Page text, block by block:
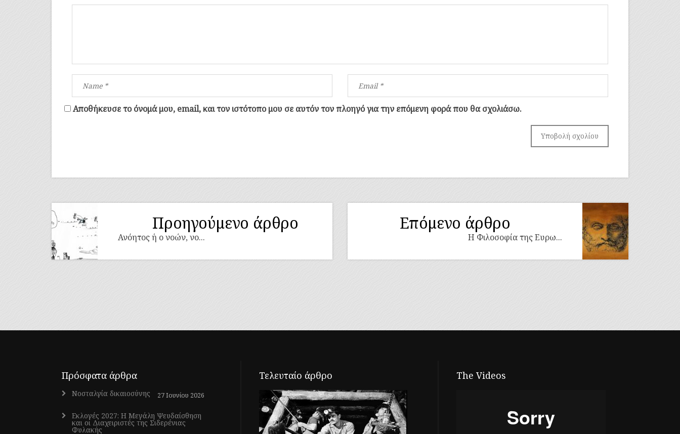
Αποθήκευσε το όνομά μου, email, και τον ιστότοπο μου σε αυτόν τον πλοηγό για την επόμενη φορά που θα σχολιάσω.
Προηγούμενο άρθρο
Ανόητος ή ο νοών, νο...
Επόμενο άρθρο
Η Φιλοσοφία της Ευρω...
Πρόσφατα άρθρα
Νοσταλγία δικαιοσύνης 27 Ιουνίου 2026
Εκλογές 2027: Η Μεγάλη Ψευδαίσθηση
και οι Διαχειριστές της Σιδερένιας
Φυλακής
Τελευταίο άρθρο The Videos